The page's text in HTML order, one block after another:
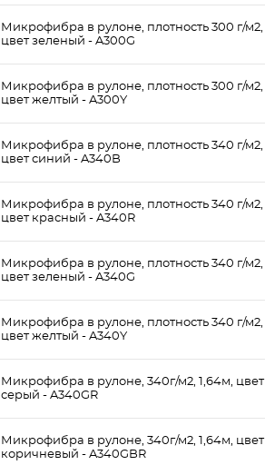
Микрофибра в рулоне, плотность 300 г/м2,
цвет зеленый - A300G
Микрофибра в рулоне, плотность 300 г/м2,
цвет желтый - A300Y
Микрофибра в рулоне, плотность 340 г/м2,
цвет синий - A340B
Микрофибра в рулоне, плотность 340 г/м2,
цвет красный - A340R
Микрофибра в рулоне, плотность 340 г/м2,
цвет зеленый - A340G
Микрофибра в рулоне, плотность 340 г/м2,
цвет желтый - A340Y
Микрофибра в рулоне, 340г/м2, 1,64м, цвет
серый - A340GR
Микрофибра в рулоне, 340г/м2, 1,64м, цвет
коричневый - A340GBR